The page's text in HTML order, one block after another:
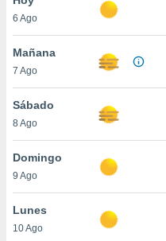
en
más
nuestra
de
6 Ago
Mañana
7 Ago
Sábado
8 Ago
Domingo
9 Ago
Lunes
10 Ago